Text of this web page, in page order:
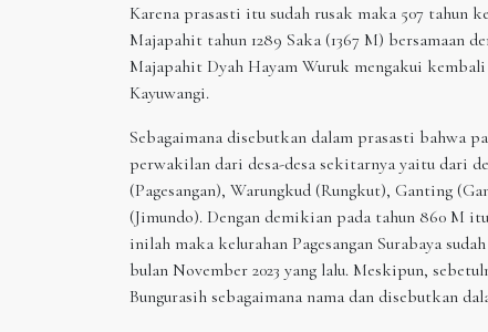
Karena prasasti itu sudah rusak maka 507 tahun
Majapahit tahun 1289 Saka (1367 M) bersamaan
Majapahit Dyah Hayam Wuruk mengakui
Kayuwangi.
Sebagaimana disebutkan dalam prasasti bahwa
perwakilan dari desa-desa sekitarnya yaitu dari
(Pagesangan), Warungkud (Rungkut), Ganting
(Jimundo). Dengan demikian pada tahun 860 M
inilah maka kelurahan Pagesangan Surabaya
bulan November 2023 yang lalu. Meskipun,
Bungurasih sebagaimana nama dan disebutkan